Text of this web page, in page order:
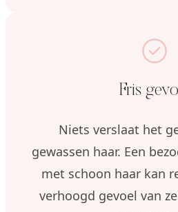
Fris
Niets verslaat het
gewassen haar. Een
met schoon haar kan
verhoogd gevoel van